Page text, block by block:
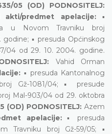
05 (OD) PODNOSITELJ:
akti/predmet apelacije:▪
u Novom Travniku broj
godine; ▪ presuda Općinskog
04 od 29. 10. 2004. godine.
Vahid Orman
▪ presuda Kantonalnog
Gž-1081/04; ▪ presude
Mal-903/04 od 29. oktobra
(OD) PODNOSITELJ:Azem
apelacije:▪ presuda
Travniku broj Gž-59/05; ▪